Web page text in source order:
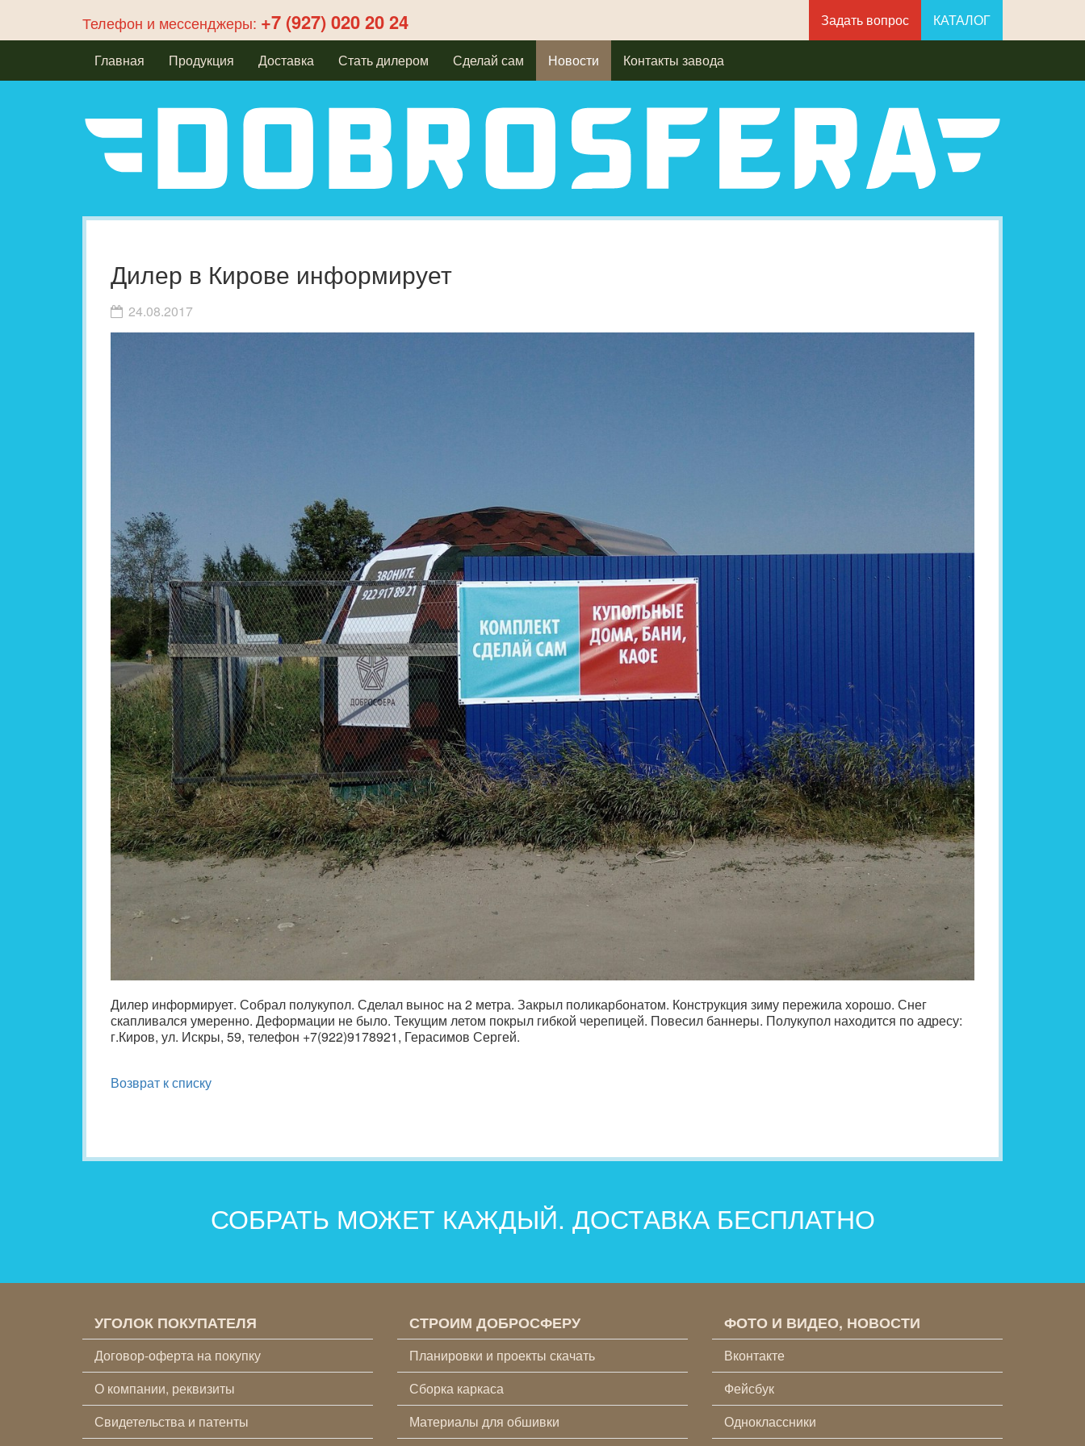
Телефон и мессенджеры: +7 (927) 020 20 24 Задать вопрос КАТАЛОГ
Главная Продукция Доставка Стать дилером Сделай сам Новости Контакты завода
Дилер в Кирове информирует
24.08.2017
Дилер информирует. Собрал полукупол. Сделал вынос на 2 метра. Закрыл поликарбонатом. Конструкция зиму пережила хорошо. Снег
скапливался умеренно. Деформации не было. Текущим летом покрыл гибкой черепицей. Повесил баннеры. Полукупол находится по адресу:
г.Киров, ул. Искры, 59, телефон +7(922)9178921, Герасимов Сергей.
Возврат к списку
СОБРАТЬ МОЖЕТ КАЖДЫЙ. ДОСТАВКА БЕСПЛАТНО
УГОЛОК ПОКУПАТЕЛЯ
Договор-оферта на покупку
О компании, реквизиты
Свидетельства и патенты
СТРОИМ ДОБРОСФЕРУ
Планировки и проекты скачать
Сборка каркаса
Материалы для обшивки
ФОТО И ВИДЕО, НОВОСТИ
Вконтакте
Фейсбук
Одноклассники